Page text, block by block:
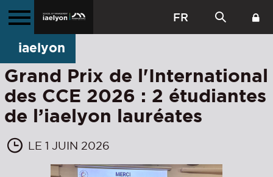
FR
iaelyon
Grand Prix de l'International
des CCE 2026 : 2 étudiantes
de l’iaelyon lauréates
LE 1 JUIN 2026